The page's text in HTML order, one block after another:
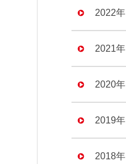
2022年
2021年
2020年
2019年
2018年